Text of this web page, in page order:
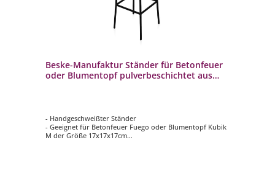
Beske-Manufaktur Ständer für Betonfeuer
oder Blumentopf pulverbeschichtet aus
- Handgeschweißter Ständer
- Geeignet für Betonfeuer Fuego oder Blumentopf Kubik
M der Größe 17x17x17cm